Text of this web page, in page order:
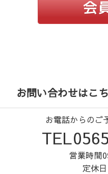
お問い合わせはこ
お電話からのご
営業時間
定休